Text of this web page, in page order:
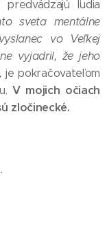
ľudia
sveta mentálne
vo Veľkej
vyjadril, že jeho
je pokračovateľom
V mojich očiach
zločinecké.